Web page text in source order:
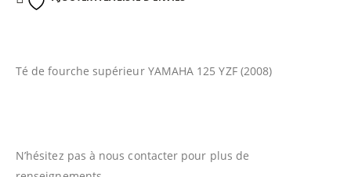
Té de fourche supérieur YAMAHA 125 YZF (2008)
N’hésitez pas à nous contacter pour plus de